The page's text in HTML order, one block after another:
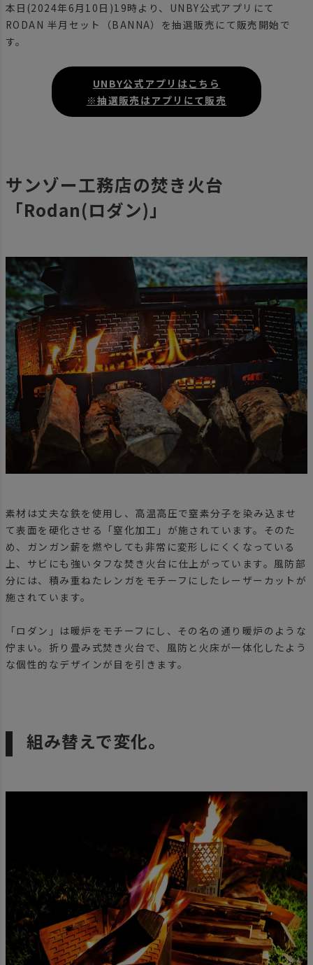
本日(2024年6月10日)19時より、UNBY公式アプリにて
RODAN 半月セット（BANNA）を抽選販売にて販売開始で
す。
UNBY公式アプリはこちら
※抽選販売はアプリにて販売
サンゾー工務店の焚き火台
「Rodan(ロダン)」
素材は丈夫な鉄を使用し、高温高圧で窒素分子を染み込ませ
て表面を硬化させる「窒化加工」が施されています。そのた
め、ガンガン薪を燃やしても非常に変形しにくくなっている
上、サビにも強いタフな焚き火台に仕上がっています。風防部
分には、積み重ねたレンガをモチーフにしたレーザーカットが
施されています。
「ロダン」は暖炉をモチーフにし、その名の通り暖炉のような
佇まい。折り畳み式焚き火台で、風防と火床が一体化したよう
な個性的なデザインが目を引きます。
組み替えで変化。